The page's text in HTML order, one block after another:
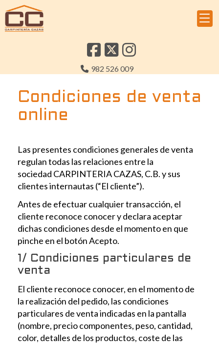
982 526 009
Condiciones de venta
online
Las presentes condiciones generales de venta
regulan todas las relaciones entre la
sociedad CARPINTERIA CAZAS, C.B.y sus
clientes internautas (“El cliente”).
Antes de efectuar cualquier transacción, el
cliente reconoce conocer y declara aceptar
dichas condiciones desde el momento en que
pinche en el botón Acepto.
1/ Condiciones particulares de
venta
El cliente reconoce conocer, en el momento de
la realización del pedido, las condiciones
particulares de venta indicadas en la pantalla
(nombre, precio componentes, peso, cantidad,
color, detalles de los productos, coste de las